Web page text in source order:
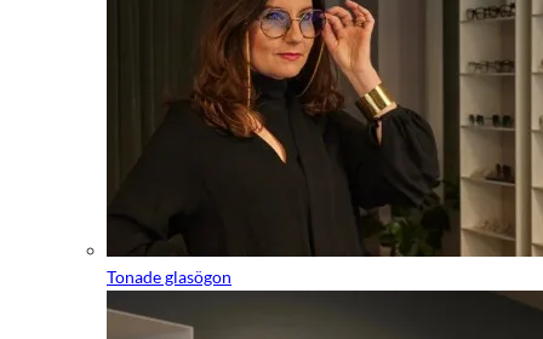
Tonade glasögon